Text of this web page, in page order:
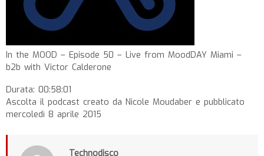
In the MOOD – Episode 50 – Live from MoodDAY Miami –
b2b with Victor Calderone
Durata: 00:58:01
Ascolta il podcast creato da Nicole Moudaber e pubblicato
mercoledì 8 aprile 2015
Technodisco